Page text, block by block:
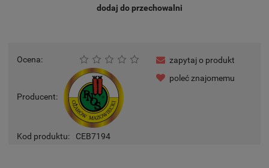
dodaj do przechowalni
Ocena:
Producent:
Kod produktu: CEB7194
zapytaj o produkt
poleć znajomemu